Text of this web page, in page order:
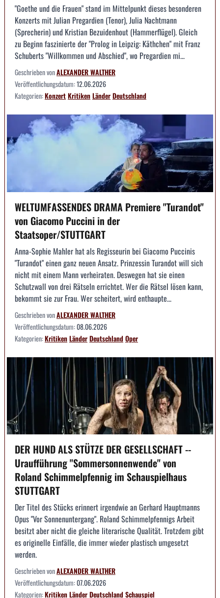
"Goethe und die Frauen" stand im Mittelpunkt dieses besonderen
Konzerts mit Julian Pregardien (Tenor), Julia Nachtmann
(Sprecherin) und Kristian Bezuidenhout (Hammerflügel). Gleich
zu Beginn faszinierte der "Prolog in Leipzig: Käthchen" mit Franz
Schuberts "Willkommen und Abschied", wo Pregardien mi...
Geschrieben vonALEXANDER WALTHER
Veröffentlichungsdatum:12.06.2026
Kategorien:KonzertKritikenLänderDeutschland
WELTUMFASSENDES DRAMA Premiere "Turandot"
von Giacomo Puccini in der
Staatsoper/STUTTGART
Anna-Sophie Mahler hat als Regisseurin bei Giacomo Puccinis
"Turandot" einen ganz neuen Ansatz. Prinzessin Turandot will sich
nicht mit einem Mann verheiraten. Deswegen hat sie einen
Schutzwall von drei Rätseln errichtet. Wer die Rätsel lösen kann,
bekommt sie zur Frau. Wer scheitert, wird enthaupte...
Geschrieben vonALEXANDER WALTHER
Veröffentlichungsdatum:08.06.2026
Kategorien:KritikenLänderDeutschlandOper
DER HUND ALS STÜTZE DER GESELLSCHAFT --
Uraufführung "Sommersonnenwende" von
Roland Schimmelpfennig im Schauspielhaus
STUTTGART
Der Titel des Stücks erinnert irgendwie an Gerhard Hauptmanns
Opus "Vor Sonnenuntergang". Roland Schimmelpfennigs Arbeit
besitzt aber nicht die gleiche literarische Qualität. Trotzdem gibt
es originelle Einfälle, die immer wieder plastisch umgesetzt
werden.
Geschrieben vonALEXANDER WALTHER
Veröffentlichungsdatum:07.06.2026
Kategorien:KritikenLänderDeutschlandSchauspiel